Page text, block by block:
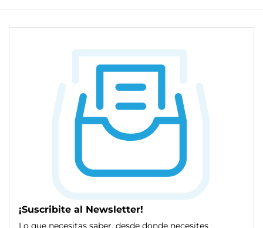
¡Suscribite al Newsletter!
Lo que necesitas saber, desde donde necesites